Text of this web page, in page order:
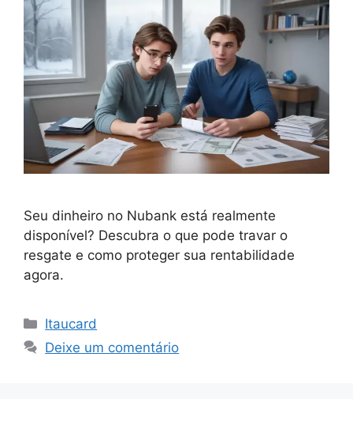
Seu dinheiro no Nubank está realmente
disponível? Descubra o que pode travar o
resgate e como proteger sua rentabilidade
agora.
Categorias
Itaucard
Deixe um comentário